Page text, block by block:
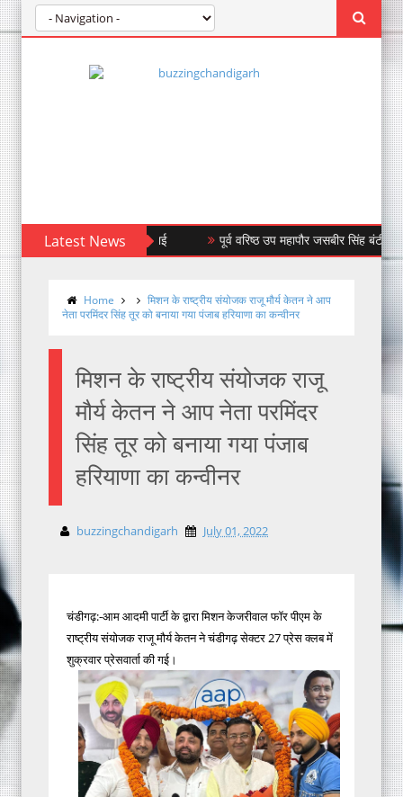
Latest News पूर्व वरिष्ठ उप महापौर जसबीर सिंह बंटी ने किया
Home
मिशन के राष्ट्रीय संयोजक राजू मौर्य केतन ने आप
नेता परमिंदर सिंह तूर को बनाया गया पंजाब हरियाणा का कन्वीनर
मिशन के राष्ट्रीय संयोजक राजू
मौर्य केतन ने आप नेता परमिंदर
सिंह तूर को बनाया गया पंजाब
हरियाणा का कन्वीनर
buzzingchandigarh July 01, 2022
चंडीगढ़:-आम आदमी पार्टी के द्वारा मिशन केजरीवाल फॉर पीएम के
राष्ट्रीय संयोजक राजू मौर्य केतन ने चंडीगढ़ सेक्टर 27 प्रेस क्लब में
शुक्रवार प्रेसवार्ता की गई।